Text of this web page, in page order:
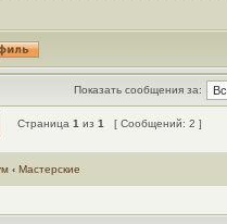
Показать сообщения за:
Страница1 из1 [ Сообщений: 2 ]
‹ Мастерские